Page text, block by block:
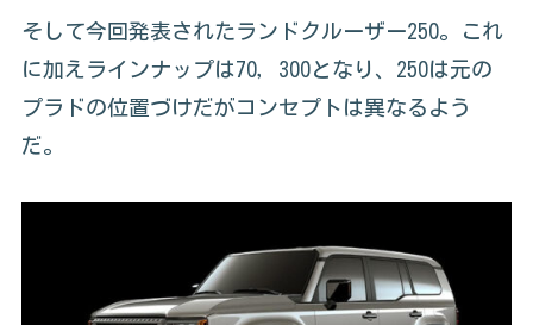
そして今回発表されたランドクルーザー250。これ
に加えラインナップは70，300となり、250は元の
プラドの位置づけだがコンセプトは異なるよう
だ。